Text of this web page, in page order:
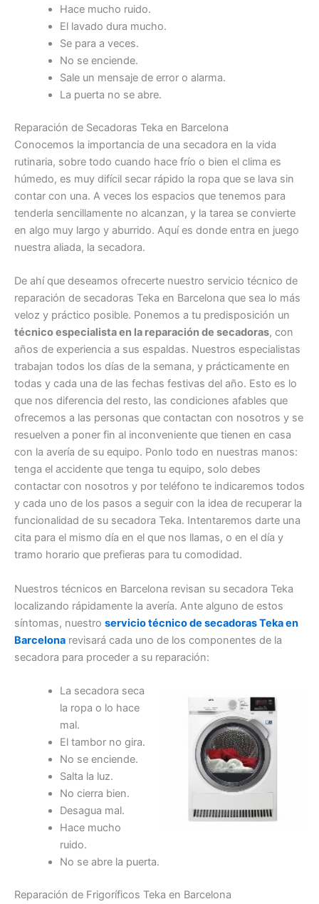
Hace mucho ruido.
El lavado dura mucho.
Se para a veces.
No se enciende.
Sale un mensaje de error o alarma.
La puerta no se abre.
Reparación de Secadoras Teka en Barcelona
Conocemos la importancia de una secadora en la vida
rutinaria, sobre todo cuando hace frío o bien el clima es
húmedo, es muy difícil secar rápido la ropa que se lava sin
contar con una. A veces los espacios que tenemos para
tenderla sencillamente no alcanzan, y la tarea se convierte
en algo muy largo y aburrido. Aquí es donde entra en juego
nuestra aliada, la secadora.
De ahí que deseamos ofrecerte nuestro servicio técnico de
reparación de secadoras Teka en Barcelona que sea lo más
veloz y práctico posible. Ponemos a tu predisposición un
técnico especialista en la reparación de secadoras, con
años de experiencia a sus espaldas. Nuestros especialistas
trabajan todos los días de la semana, y prácticamente en
todas y cada una de las fechas festivas del año. Esto es lo
que nos diferencia del resto, las condiciones afables que
ofrecemos a las personas que contactan con nosotros y se
resuelven a poner fin al inconveniente que tienen en casa
con la avería de su equipo. Ponlo todo en nuestras manos:
tenga el accidente que tenga tu equipo, solo debes
contactar con nosotros y por teléfono te indicaremos todos
y cada uno de los pasos a seguir con la idea de recuperar la
funcionalidad de su secadora Teka. Intentaremos darte una
cita para el mismo día en el que nos llamas, o en el día y
tramo horario que prefieras para tu comodidad.
Nuestros técnicos en Barcelona revisan su secadora Teka
localizando rápidamente la avería. Ante alguno de estos
síntomas, nuestro servicio técnico de secadoras Teka en
Barcelona revisará cada uno de los componentes de la
secadora para proceder a su reparación:
La secadora seca
la ropa o lo hace
mal.
El tambor no gira.
No se enciende.
Salta la luz.
No cierra bien.
Desagua mal.
Hace mucho
ruido.
No se abre la puerta.
Reparación de Frigoríficos Teka en Barcelona